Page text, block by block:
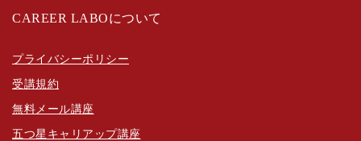
CAREER LABOについて
プライバシーポリシー
受講規約
無料メール講座
五つ星キャリアップ講座